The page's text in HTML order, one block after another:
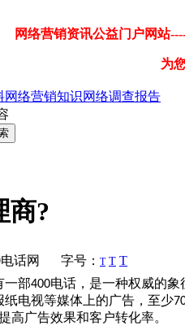
网络营销资讯公益门户网站
为
网络营销知识网络调查报告
商?
话网 字号： T T T
一部400电话，是一种权威的象
电视等媒体上的广告，至少
高广告效果和客户转化率。